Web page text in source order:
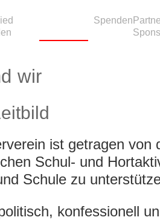
Spenden
wir
ist getragen von
Schul- und
Schule zu
konfessionell